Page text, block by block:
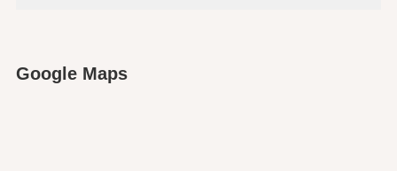
Google Maps